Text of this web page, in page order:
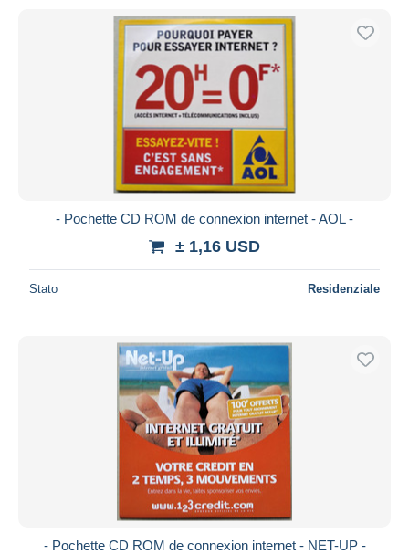
- Pochette CD ROM de connexion internet - AOL -
± 1,16 USD
Stato Residenziale
- Pochette CD ROM de connexion internet - NET-UP -